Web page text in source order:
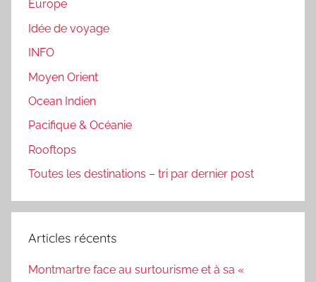
Europe
Idée de voyage
INFO
Moyen Orient
Ocean Indien
Pacifique & Océanie
Rooftops
Toutes les destinations – tri par dernier post
Articles récents
Montmartre face au surtourisme et à sa «